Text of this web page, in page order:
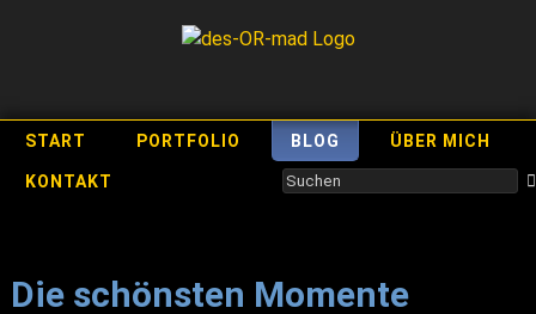
START PORTFOLIO BLOG ÜBER MICH
KONTAKT
Die schönsten Momente